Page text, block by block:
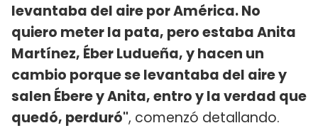
levantaba del aire por América. No
quiero meter la pata, pero estaba Anita
Martínez, Éber Ludueña, y hacen un
cambio porque se levantaba del aire y
salen Ébere y Anita, entro y la verdad que
quedó, perduró", comenzó detallando.